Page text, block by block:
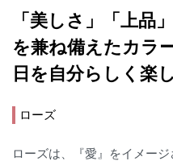
「美しさ」「上品
を兼ね備えたカラ
日を自分らしく楽
ローズ
ローズは、『愛』をイメージ